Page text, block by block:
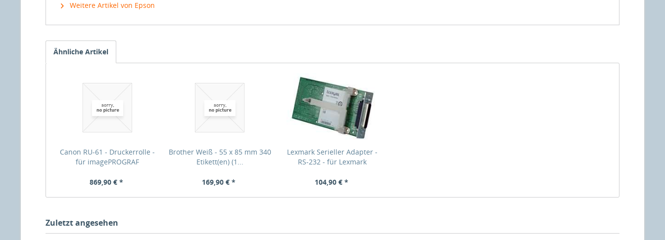
Weitere Artikel von Epson
Ähnliche Artikel
Canon RU-61 - Druckerrolle -
für imagePROGRAF
869,90 € *
Brother Weiß - 55 x 85 mm 340
Etikett(en) (1...
169,90 € *
Lexmark Serieller Adapter -
RS-232 - für Lexmark
104,90 € *
Zuletzt angesehen